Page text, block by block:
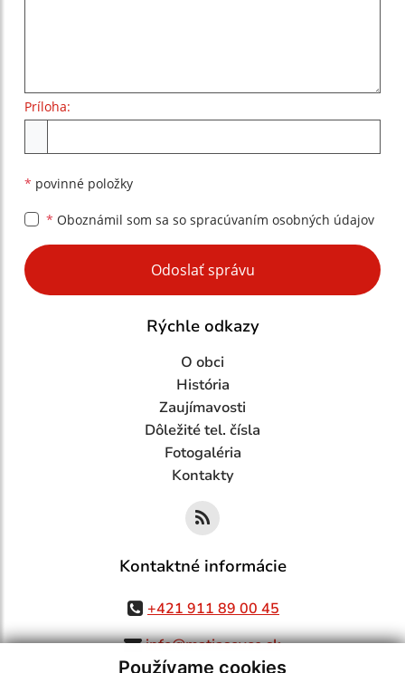
Používame cookies
Príloha:
* povinné položky
* Oboznámil som sa so spracúvaním osobných údajov
Google reCaptcha Response
Odoslať správu
Rýchle odkazy
O obci
História
Zaujímavosti
Dôležité tel. čísla
Fotogaléria
Kontakty
Kontaktné informácie
+421 911 89 00 45
info@matiasovce.sk